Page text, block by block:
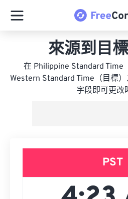
來源到目
在 Philippine Standard Time
Western Standard Time（目標
字段即可更改
PST